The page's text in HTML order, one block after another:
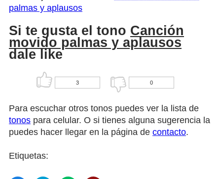
palmas y aplausos
Si te gusta el tono Canción
movido palmas y aplausos
dale like
3 0
Para escuchar otros tonos puedes ver la lista de
tonos para celular. O si tienes alguna sugerencia la
puedes hacer llegar en la página de contacto.
Etiquetas: